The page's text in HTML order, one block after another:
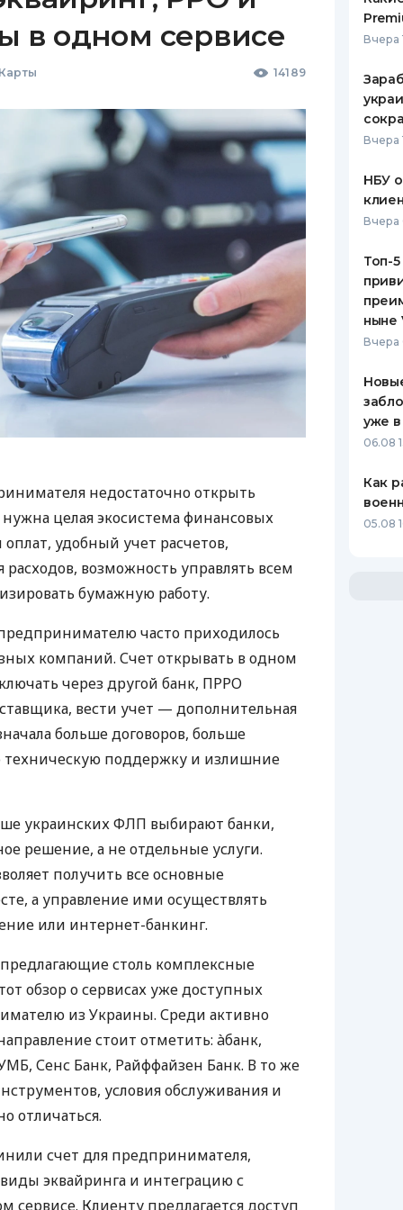
в одном сервисе
14189
недостаточно открыть
целая экосистема финансовых
удобный учет расчетов,
возможность управлять всем
бумажную работу.
часто приходилось
компаний. Счет открывать в одном
через другой банк, ПРРО
вести учет — дополнительная
больше договоров, больше
техническую поддержку и излишние
украинских ФЛП выбирают банки,
решение, а не отдельные услуги.
получить все основные
а управление ими осуществлять
или интернет-банкинг.
столь комплексные
обзор о сервисах уже доступных
из Украины. Среди активно
стоит отметить: àбанк,
Сенс Банк, Райффайзен Банк. В то же
условия обслуживания и
отличаться.
счет для предпринимателя,
эквайринга и интеграцию с
Клиенту предлагается доступ
Вчера
Вчера
НБУ
Вчера
Топ-
ныне
Вчера
уже в
06.08
Как
05.08